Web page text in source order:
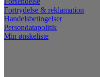
Fortrydelse & reklamation
Handelsbetingelser
Persondatapolitik
Min ønskeliste